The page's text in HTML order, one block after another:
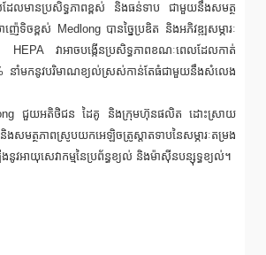
យល់ដែលមានប្រសិទ្ធភាពខ្ពស់ និងធន់ទាប ជាមួយនឹងសមត្ថ
េទិចខ្ពស់ Medlong បានច្នៃប្រឌិត និងអភិវឌ្ឍសម្ភារៈ
វាអាចបង្កើនប្រសិទ្ធភាពខណៈពេលដែលកាត់
នាំមកនូវបរិមាណខ្យល់ស្រស់កាន់តែធំជាមួយនឹងសំលេង
ជួយអតិថិជន ដៃគូ និងក្រុមហ៊ុនផលិត ដោះស្រាយ
មត្ថភាពស្រូបយកអេឡិចត្រូស្តាតទាបនៃសម្ភារៈតម្រង
នូវអាយុសេវាកម្មនៃប្រព័ន្ធខ្យល់ និងម៉ាស៊ីនបន្សុទ្ធខ្យល់។